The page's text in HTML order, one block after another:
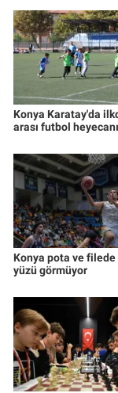
Konya Karatay'da
arası futbol heyecanı
Konya pota ve
yüzü görmüyor